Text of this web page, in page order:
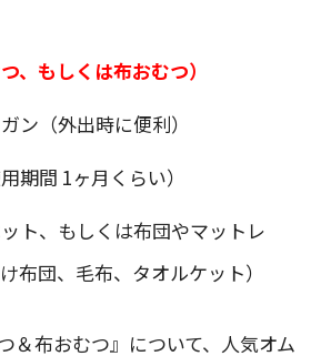
、もしくは布おむつ）
ン（外出時に便利）
期間 1ヶ月くらい）
ト、もしくは布団やマットレ
布団、毛布、タオルケット）
＆布おむつ』について、人気オム